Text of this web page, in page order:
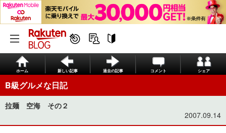
ホーム 新しい記事 過去の記事 コメント シェア
B級グルメな日記
拉麺 空海 その２
2007.09.14